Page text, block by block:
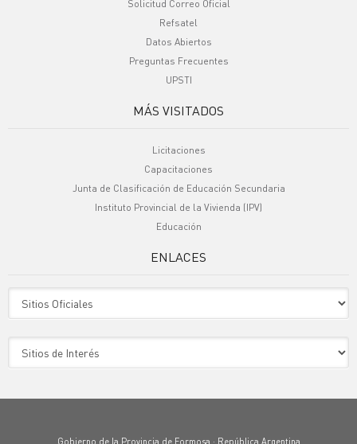
Solicitud Correo Oficial
Refsatel
Datos Abiertos
Preguntas Frecuentes
UPSTI
MÁS VISITADOS
Licitaciones
Capacitaciones
Junta de Clasificación de Educación Secundaria
Instituto Provincial de la Vivienda (IPV)
Educación
ENLACES
Gobierno de la Provincia de Formosa · República Argentina